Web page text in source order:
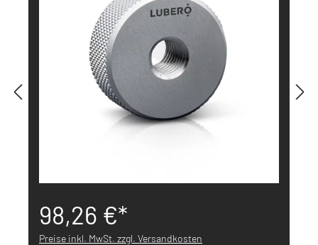
98,26 €*
Preise inkl. MwSt. zzgl. Versandkosten